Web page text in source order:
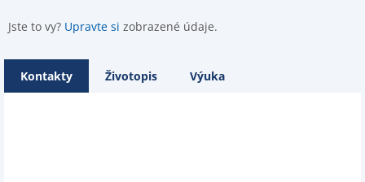
Jste to vy? Upravte si zobrazené údaje.
Kontakty Životopis Výuka